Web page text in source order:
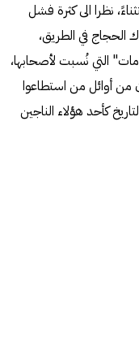
نظرا الى كثرة فشل
الحجاج في الطريق،
التي نُسبت لأصحابها،
من أوائل من استطاعوا
كأحد هؤلاء الناجين